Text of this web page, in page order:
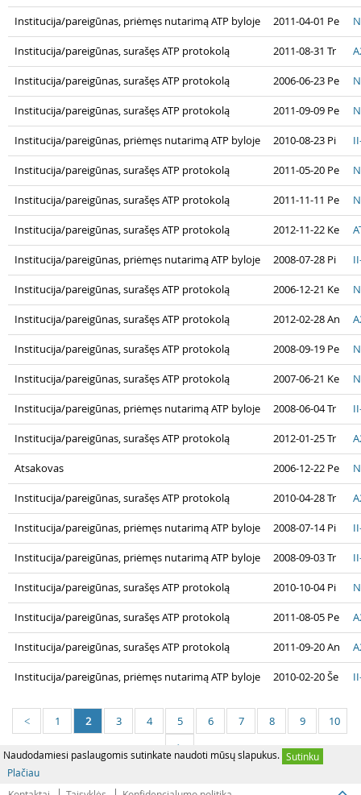
Naudodamiesi paslaugomis sutinkate naudoti mūsų slapukus. Sutinku
Plačiau
Institucija/pareigūnas, priėmęs nutarimą ATP byloje 2011-04-01 Pe
Institucija/pareigūnas, surašęs ATP protokolą 2011-08-31 Tr
Institucija/pareigūnas, surašęs ATP protokolą 2006-06-23 Pe
Institucija/pareigūnas, surašęs ATP protokolą 2011-09-09 Pe
Institucija/pareigūnas, priėmęs nutarimą ATP byloje 2010-08-23 Pi
Institucija/pareigūnas, surašęs ATP protokolą 2011-05-20 Pe
Institucija/pareigūnas, surašęs ATP protokolą 2011-11-11 Pe
Institucija/pareigūnas, surašęs ATP protokolą 2012-11-22 Ke
Institucija/pareigūnas, priėmęs nutarimą ATP byloje 2008-07-28 Pi
Institucija/pareigūnas, surašęs ATP protokolą 2006-12-21 Ke
Institucija/pareigūnas, surašęs ATP protokolą 2012-02-28 An
Institucija/pareigūnas, surašęs ATP protokolą 2008-09-19 Pe
Institucija/pareigūnas, surašęs ATP protokolą 2007-06-21 Ke
Institucija/pareigūnas, priėmęs nutarimą ATP byloje 2008-06-04 Tr
Institucija/pareigūnas, surašęs ATP protokolą 2012-01-25 Tr
Atsakovas 2006-12-22 Pe
Institucija/pareigūnas, surašęs ATP protokolą 2010-04-28 Tr
Institucija/pareigūnas, priėmęs nutarimą ATP byloje 2008-07-14 Pi
Institucija/pareigūnas, priėmęs nutarimą ATP byloje 2008-09-03 Tr
Institucija/pareigūnas, surašęs ATP protokolą 2010-10-04 Pi
Institucija/pareigūnas, surašęs ATP protokolą 2011-08-05 Pe
Institucija/pareigūnas, surašęs ATP protokolą 2011-09-20 An
Institucija/pareigūnas, priėmęs nutarimą ATP byloje 2010-02-20 Še
< 1 2 3 4 5 6 7 8 9 10
>